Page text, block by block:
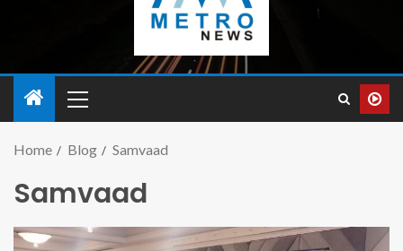
Home Blog Samvaad
Samvaad